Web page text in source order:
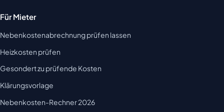
Für Mieter
Nebenkostenabrechnung prüfen lassen
Heizkosten prüfen
Gesondert zu prüfende Kosten
Klärungsvorlage
Nebenkosten-Rechner 2026